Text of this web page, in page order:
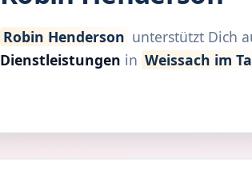
Robin Henderson unterstützt Dich
Dienstleistungen in Weissach im